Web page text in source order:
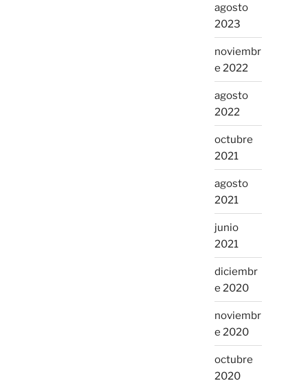
agosto
2023
noviembr
e 2022
agosto
2022
octubre
2021
agosto
2021
junio
2021
diciembr
e 2020
noviembr
e 2020
octubre
2020